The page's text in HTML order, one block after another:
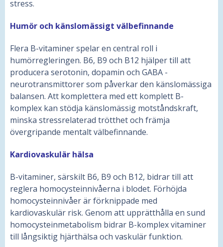
stress.
Humör och känslomässigt välbefinnande
Flera B-vitaminer spelar en central roll i
humörregleringen. B6, B9 och B12 hjälper till att
producera serotonin, dopamin och GABA -
neurotransmittorer som påverkar den känslomässiga
balansen. Att komplettera med ett komplett B-
komplex kan stödja känslomässig motståndskraft,
minska stressrelaterad trötthet och främja
övergripande mentalt välbefinnande.
Kardiovaskulär hälsa
B-vitaminer, särskilt B6, B9 och B12, bidrar till att
reglera homocysteinnivåerna i blodet. Förhöjda
homocysteinnivåer är förknippade med
kardiovaskulär risk. Genom att upprätthålla en sund
homocysteinmetabolism bidrar B-komplex vitaminer
till långsiktig hjärthälsa och vaskulär funktion.